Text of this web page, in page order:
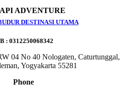
ADVENTURE
DESTINASI UTAMA
: 0312250068342
04 No 40 Nologaten, Caturtunggal,
Yogyakarta 55281
Phone